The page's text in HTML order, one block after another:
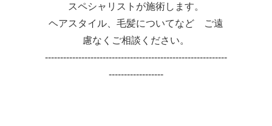
スペシャリストが施術します。
ヘアスタイル、毛髪についてなど ご遠
慮なくご相談ください。
------------------------------------------------------------
------------------